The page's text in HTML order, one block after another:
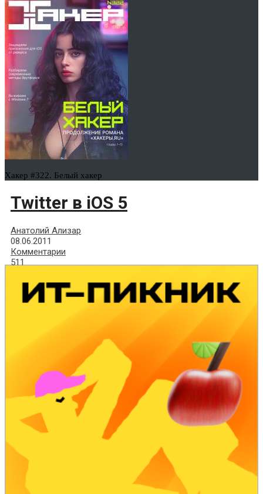
Хакер #322. Белый хакер
Twitter в iOS 5
Анатолий Ализар
08.06.2011
Комментарии
511